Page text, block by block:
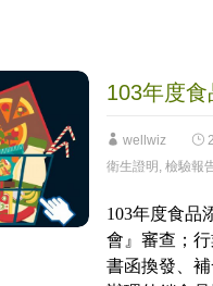
103年度
wellwiz
衛生證明 , 檢驗報
103年度食品
會』審查；
書函換發、